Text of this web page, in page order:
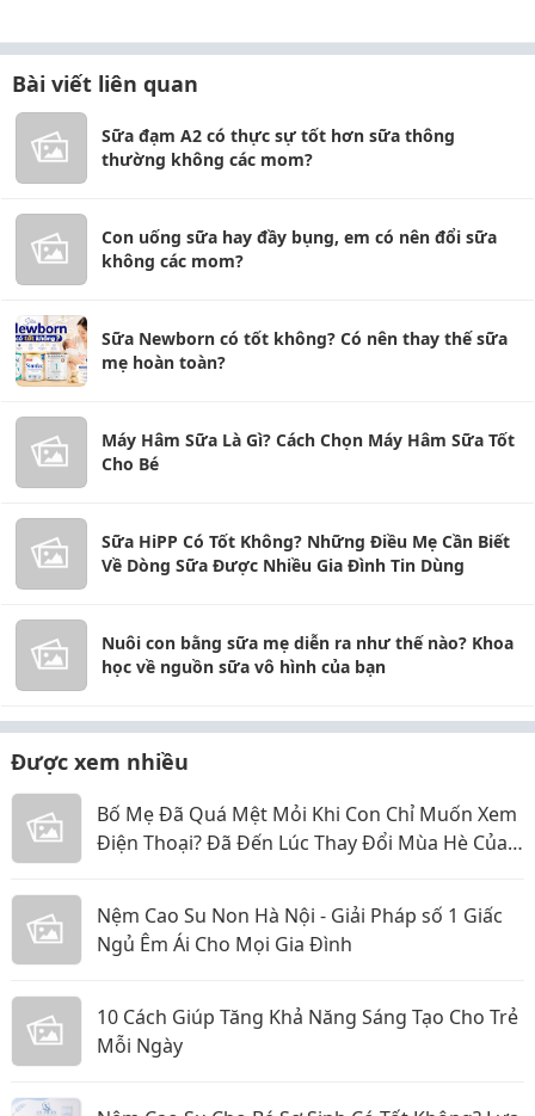
Bài viết liên quan
Sữa đạm A2 có thực sự tốt hơn sữa thông
thường không các mom?
Con uống sữa hay đầy bụng, em có nên đổi sữa
không các mom?
Sữa Newborn có tốt không? Có nên thay thế sữa
mẹ hoàn toàn?
Máy Hâm Sữa Là Gì? Cách Chọn Máy Hâm Sữa Tốt
Cho Bé
Sữa HiPP Có Tốt Không? Những Điều Mẹ Cần Biết
Về Dòng Sữa Được Nhiều Gia Đình Tin Dùng
Nuôi con bằng sữa mẹ diễn ra như thế nào? Khoa
học về nguồn sữa vô hình của bạn
Được xem nhiều
Bố Mẹ Đã Quá Mệt Mỏi Khi Con Chỉ Muốn Xem
Điện Thoại? Đã Đến Lúc Thay Đổi Mùa Hè Của
Nệm Cao Su Non Hà Nội - Giải Pháp số 1 Giấc
Ngủ Êm Ái Cho Mọi Gia Đình
10 Cách Giúp Tăng Khả Năng Sáng Tạo Cho Trẻ
Mỗi Ngày